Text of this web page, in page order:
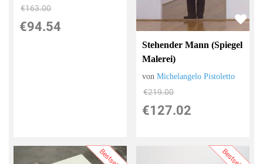
€163.00
€94.54
Stehender Mann (Spiegel
Malerei)
vonMichelangelo Pistoletto
€219.00
€127.02